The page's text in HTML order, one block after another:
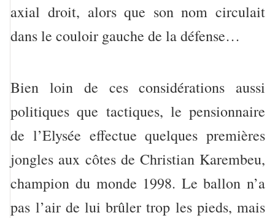
axial droit, alors que son nom circulait
dans le couloir gauche de la défense…
Bien loin de ces considérations aussi
politiques que tactiques, le pensionnaire
de l’Elysée effectue quelques premières
jongles aux côtes de Christian Karembeu,
champion du monde 1998. Le ballon n’a
pas l’air de lui brûler trop les pieds, mais